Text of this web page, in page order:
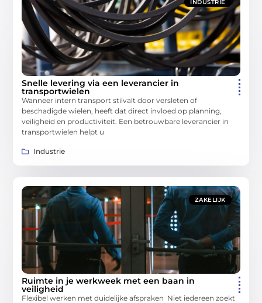
INDUSTRIE
Snelle levering via een leverancier in
transportwielen
Wanneer intern transport stilvalt door versleten of
beschadigde wielen, heeft dat direct invloed op planning,
veiligheid en productiviteit. Een betrouwbare leverancier in
transportwielen helpt u
Industrie
ZAKELIJK
Ruimte in je werkweek met een baan in
veiligheid
Flexibel werken met duidelijke afspraken Niet iedereen zoekt